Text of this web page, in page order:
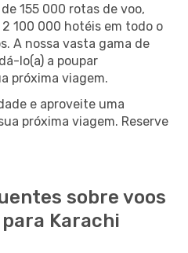
155 000 rotas de voo,
100 000 hotéis em todo o
A nossa vasta gama de
lo(a) a poupar
próxima viagem.
e aproveite uma
próxima viagem. Reserve
sobre voos
Karachi